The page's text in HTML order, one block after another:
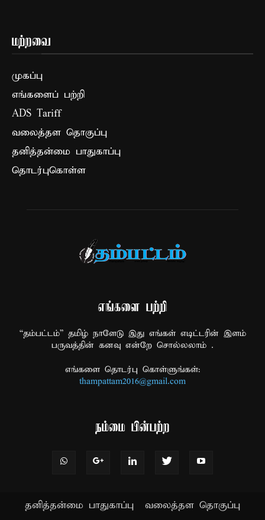
மற்றவை
முகப்பு
எங்களைப் பற்றி
ADS Tariff
வலைத்தள தொகுப்பு
தனித்தன்மை பாதுகாப்பு
தொடர்புகொள்ள
எங்களை பற்றி
“தம்பட்டம்” தமிழ் நாளேடு இது எங்கள் எடிட்டரின் இளம்
பருவத்தின் கனவு என்றே சொல்லலாம் .
எங்களை தொடர்பு கொள்ளுங்கள்:
thampattam2016@gmail.com
நம்மை பின்பற்ற
தனித்தன்மை பாதுகாப்பு வலைத்தள தொகுப்பு